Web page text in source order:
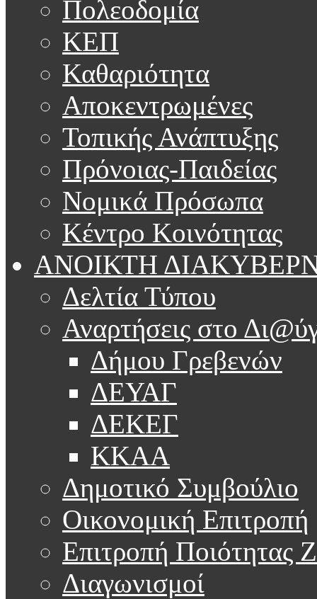
Πολεοδομία
ΚΕΠ
Καθαριότητα
Αποκεντρωμένες
Τοπικής Ανάπτυξης
Πρόνοιας-Παιδείας
Νομικά Πρόσωπα
Κέντρο Κοινότητας
ΑΝΟΙΚΤΗ
Δελτία Τύπου
Αναρτήσεις στο
Δήμου Γρεβενών
ΔΕΥΑΓ
ΔΕΚΕΓ
ΚΚΑΑ
Δημοτικό Συμβούλιο
Οικονομική Επιτροπή
Επιτροπή Ποιότητας
Διαγωνισμοί